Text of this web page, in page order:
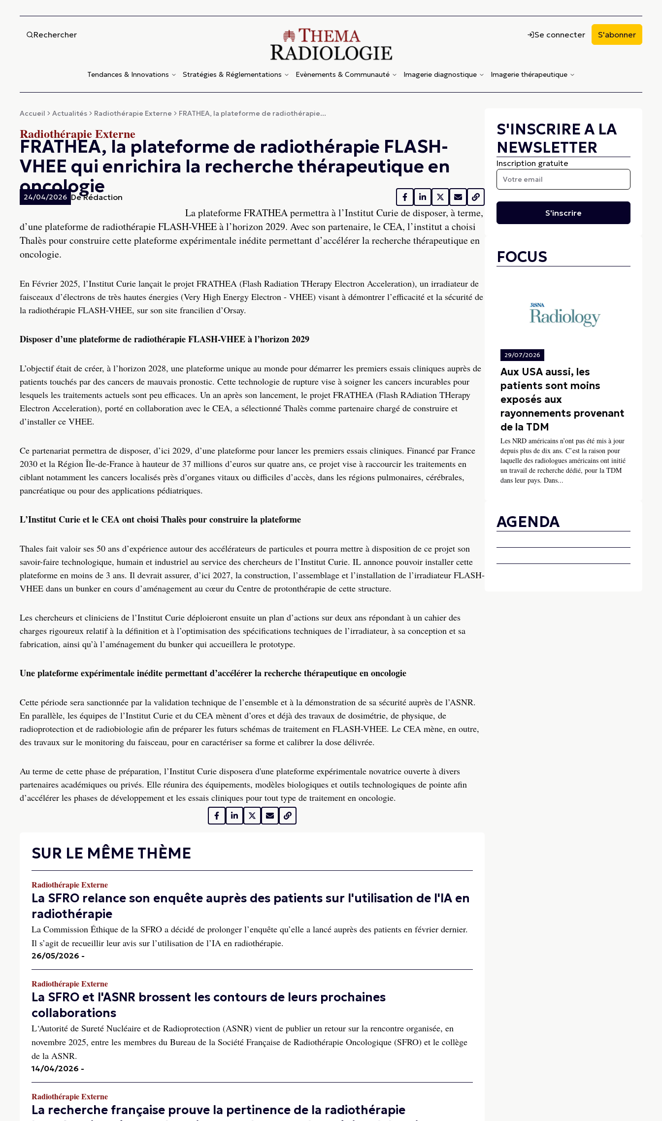
Rechercher Se connecter S'abonner
Tendances & Innovations Stratégies & Réglementations Evènements & Communauté Imagerie diagnostique Imagerie thérapeutique
Accueil Actualités Radiothérapie Externe FRATHEA, la plateforme de radiothérapie...
Radiothérapie Externe
FRATHEA, la plateforme de radiothérapie FLASH-
VHEE qui enrichira la recherche thérapeutique en
oncologie
24/04/2026 DeRédaction
La plateforme FRATHEA permettra à l’Institut Curie de disposer, à terme,
d’une plateforme de radiothérapie FLASH-VHEE à l’horizon 2029. Avec son partenaire, le CEA, l’institut a choisi
Thalès pour construire cette plateforme expérimentale inédite permettant d’accélérer la recherche thérapeutique en
oncologie.
En Février 2025, l’Institut Curie lançait le projet FRATHEA (Flash Radiation THerapy Electron Acceleration), un irradiateur de
faisceaux d’électrons de très hautes énergies (Very High Energy Electron - VHEE) visant à démontrer l’efficacité et la sécurité de
la radiothérapie FLASH-VHEE, sur son site francilien d’Orsay.
Disposer d’une plateforme de radiothérapie FLASH-VHEE à l’horizon 2029
L’objectif était de créer, à l’horizon 2028, une plateforme unique au monde pour démarrer les premiers essais cliniques auprès de
patients touchés par des cancers de mauvais pronostic. Cette technologie de rupture vise à soigner les cancers incurables pour
lesquels les traitements actuels sont peu efficaces. Un an après son lancement, le projet FRATHEA (Flash RAdiation THerapy
Electron Acceleration), porté en collaboration avec le CEA, a sélectionné Thalès comme partenaire chargé de construire et
d’installer ce VHEE.
Ce partenariat permettra de disposer, d’ici 2029, d’une plateforme pour lancer les premiers essais cliniques. Financé par France
2030 et la Région Île-de-France à hauteur de 37 millions d’euros sur quatre ans, ce projet vise à raccourcir les traitements en
ciblant notamment les cancers localisés près d’organes vitaux ou difficiles d’accès, dans les régions pulmonaires, cérébrales,
pancréatique ou pour des applications pédiatriques.
L’Institut Curie et le CEA ont choisi Thalès pour construire la plateforme
Thales fait valoir ses 50 ans d’expérience autour des accélérateurs de particules et pourra mettre à disposition de ce projet son
savoir-faire technologique, humain et industriel au service des chercheurs de l’Institut Curie. IL annonce pouvoir installer cette
plateforme en moins de 3 ans. Il devrait assurer, d’ici 2027, la construction, l’assemblage et l’installation de l’irradiateur FLASH-
VHEE dans un bunker en cours d’aménagement au cœur du Centre de protonthérapie de cette structure.
Les chercheurs et cliniciens de l’Institut Curie déploieront ensuite un plan d’actions sur deux ans répondant à un cahier des
charges rigoureux relatif à la définition et à l’optimisation des spécifications techniques de l’irradiateur, à sa conception et sa
fabrication, ainsi qu’à l’aménagement du bunker qui accueillera le prototype.
Une plateforme expérimentale inédite permettant d’accélérer la recherche thérapeutique en oncologie
Cette période sera sanctionnée par la validation technique de l’ensemble et à la démonstration de sa sécurité auprès de l’ASNR.
En parallèle, les équipes de l’Institut Curie et du CEA mènent d’ores et déjà des travaux de dosimétrie, de physique, de
radioprotection et de radiobiologie afin de préparer les futurs schémas de traitement en FLASH-VHEE. Le CEA mène, en outre,
des travaux sur le monitoring du faisceau, pour en caractériser sa forme et calibrer la dose délivrée.
Au terme de cette phase de préparation, l’Institut Curie disposera d'une plateforme expérimentale novatrice ouverte à divers
partenaires académiques ou privés. Elle réunira des équipements, modèles biologiques et outils technologiques de pointe afin
d’accélérer les phases de développement et les essais cliniques pour tout type de traitement en oncologie.
SUR LE MÊME THÈME
Radiothérapie Externe
La SFRO relance son enquête auprès des patients sur l'utilisation de l'IA en
radiothérapie
La Commission Éthique de la SFRO a décidé de prolonger l’enquête qu’elle a lancé auprès des patients en février dernier.
Il s’agit de recueillir leur avis sur l’utilisation de l’IA en radiothérapie.
26/05/2026 -
Radiothérapie Externe
La SFRO et l'ASNR brossent les contours de leurs prochaines
collaborations
L‘Autorité de Sureté Nucléaire et de Radioprotection (ASNR) vient de publier un retour sur la rencontre organisée, en
novembre 2025, entre les membres du Bureau de la Société Française de Radiothérapie Oncologique (SFRO) et le collège
de la ASNR.
14/04/2026 -
Radiothérapie Externe
La recherche française prouve la pertinence de la radiothérapie
S'INSCRIRE A LA
NEWSLETTER
Inscription gratuite
S'inscrire
FOCUS
29/07/2026
Aux USA aussi, les
patients sont moins
exposés aux
rayonnements provenant
de la TDM
Les NRD américains n’ont pas été mis à jour
depuis plus de dix ans. C’est la raison pour
laquelle des radiologues américains ont initié
un travail de recherche dédié, pour la TDM
dans leur pays. Dans...
AGENDA